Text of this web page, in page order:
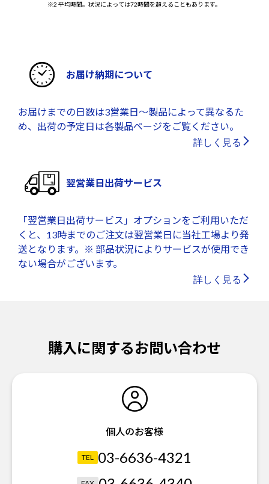
※2 平均時間。状況によっては72時間を超えることもあります。
お届け納期について
お届けまでの日数は3営業日～製品によって異なるた
め、出荷の予定日は各製品ページをご覧ください。
詳しく見る
翌営業日出荷サービス
「翌営業日出荷サービス」オプションをご利用いただ
くと、13時までのご注文は翌営業日に当社工場より発
送となります。※ 部品状況によりサービスが使用でき
ない場合がございます。
詳しく見る
購入に関するお問い合わせ
個人のお客様
TEL 03-6636-4321